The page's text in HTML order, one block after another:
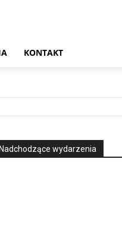
KONTAKT
Nadchodzące wydarzenia